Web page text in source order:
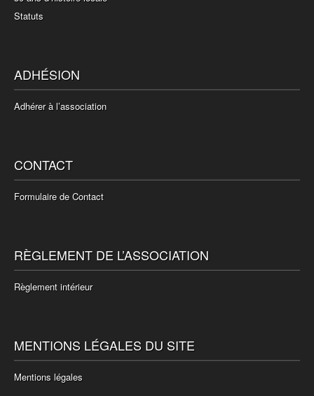
Statuts
ADHÉSION
Adhérer à l’association
CONTACT
Formulaire de Contact
RÈGLEMENT DE L’ASSOCIATION
Règlement intérieur
MENTIONS LÉGALES DU SITE
Mentions légales